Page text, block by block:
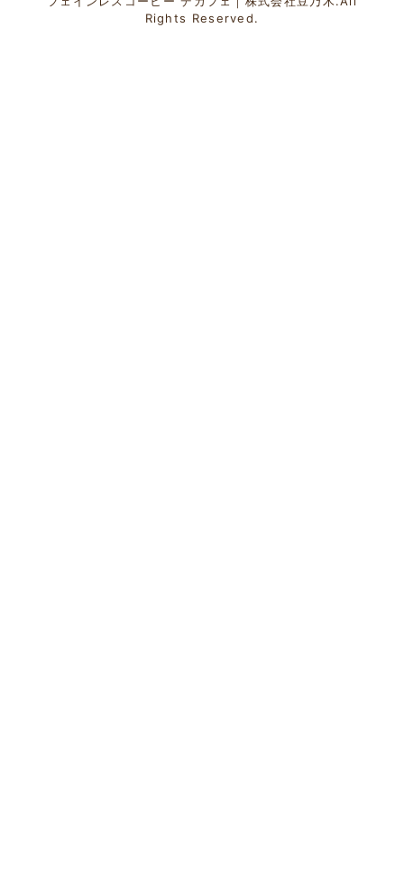
Rights Reserved.